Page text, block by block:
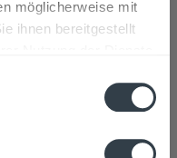
möglicherweise mit
ihnen bereitgestellt
Regionen,
Gebieten geliefert